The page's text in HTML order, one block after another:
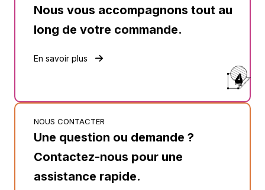
Nous vous accompagnons tout au
long de votre commande.
En savoir plus
NOUS CONTACTER
Une question ou demande ?
Contactez-nous pour une
assistance rapide.